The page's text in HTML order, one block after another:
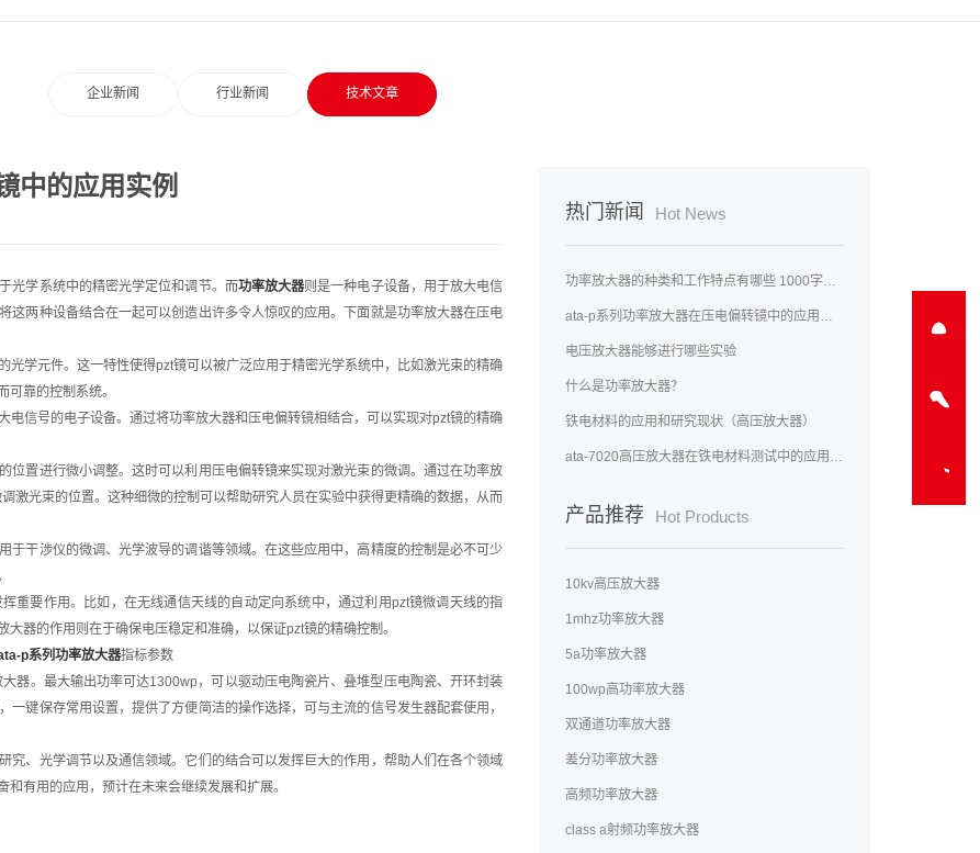
企业新闻 行业新闻 技术文章
中的应用实例
学系统中的精密光学定位和调节。而功率放大器则是一种电子设备，用于放大电信
这两种设备结合在一起可以创造出许多令人惊叹的应用。下面就是功率放大器在压电
学元件。这一特性使得pzt镜可以被广泛应用于精密光学系统中，比如激光束的精确
靠的控制系统。
信号的电子设备。通过将功率放大器和压电偏转镜相结合，可以实现对pzt镜的精确
置进行微小调整。这时可以利用压电偏转镜来实现对激光束的微调。通过在功率放
激光束的位置。这种细微的控制可以帮助研究人员在实验中获得更精确的数据，从而
干涉仪的微调、光学波导的调谐等领域。在这些应用中，高精度的控制是必不可少
要作用。比如，在无线通信天线的自动定向系统中，通过利用pzt镜微调天线的指
器的作用则在于确保电压稳定和准确，以保证pzt镜的精确控制。
p系列功率放大器指标参数
。最大输出功率可达1300wp，可以驱动压电陶瓷片、叠堆型压电陶瓷、开环封装
键保存常用设置，提供了方便简洁的操作选择，可与主流的信号发生器配套使用，
、光学调节以及通信领域。它们的结合可以发挥巨大的作用，帮助人们在各个领域
有用的应用，预计在未来会继续发展和扩展。
热门新闻 Hot News
功率放大器的种类和工作特点有哪些 1000字文章
ata-p系列功率放大器在压电偏转镜中的应用实例
电压放大器能够进行哪些实验
什么是功率放大器？
铁电材料的应用和研究现状（高压放大器）
ata-7020高压放大器在铁电材料测试中的应用研究
产品推荐 Hot Products
10kv高压放大器
1mhz功率放大器
5a功率放大器
100wp高功率放大器
双通道功率放大器
差分功率放大器
高频功率放大器
class a射频功率放大器